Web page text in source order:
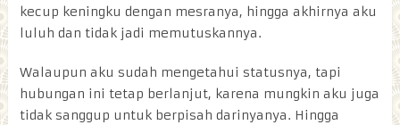
kecup keningku dengan mesranya, hingga akhirnya aku
luluh dan tidak jadi memutuskannya.
Walaupun aku sudah mengetahui statusnya, tapi
hubungan ini tetap berlanjut, karena mungkin aku juga
tidak sanggup untuk berpisah darinyanya. Hingga